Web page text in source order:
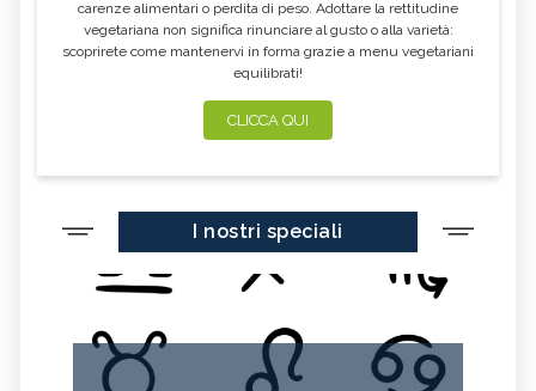
carenze alimentari o perdita di peso. Adottare la rettitudine
vegetariana non significa rinunciare al gusto o alla varietà:
scoprirete come mantenervi in forma grazie a menu vegetariani
equilibrati!
CLICCA QUI
I nostri speciali